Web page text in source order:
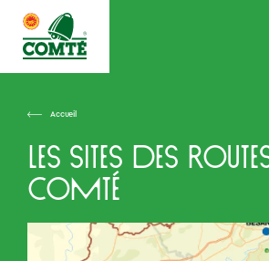
Accueil
Les sites des
Comté